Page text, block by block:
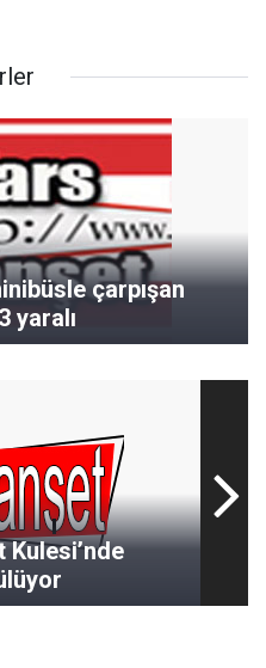
çarpışan
yaralı
Kulesi’nde